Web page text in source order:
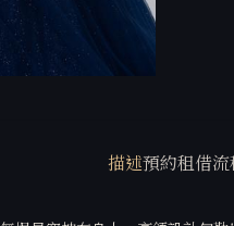
描述預約租借流